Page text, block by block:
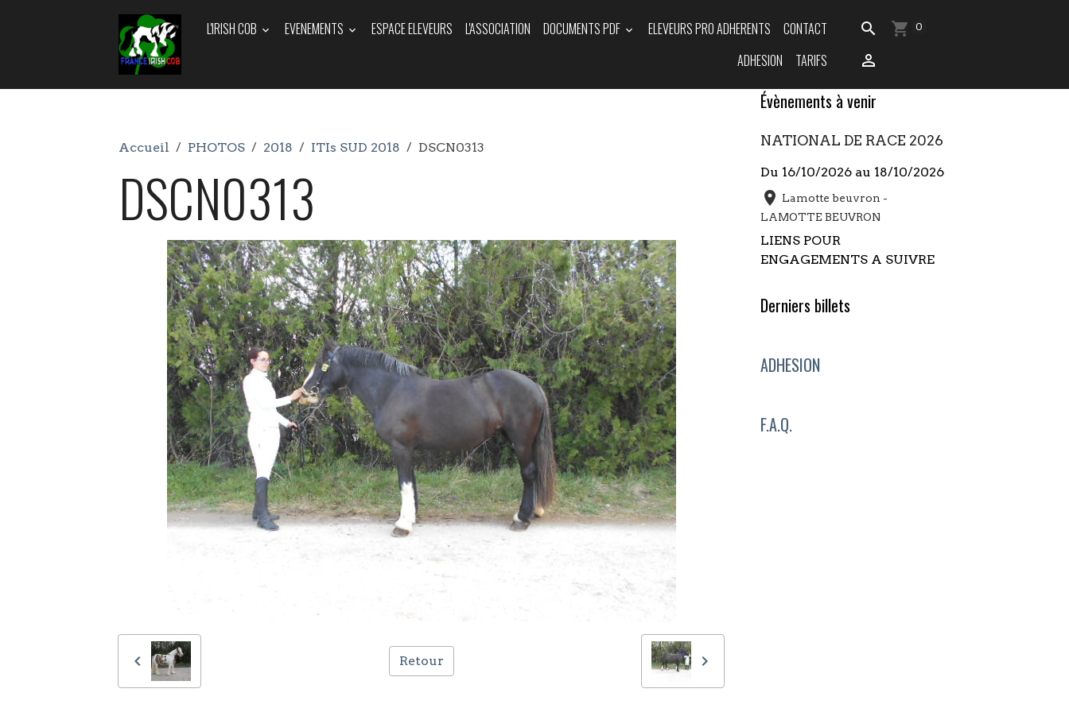
L'IRISH COB EVENEMENTS ESPACE ELEVEURS L'ASSOCIATION DOCUMENTS PDF ELEVEURS PRO ADHERENTS
CONTACT
ADHESION
TARIFS
0
Accueil PHOTOS 2018 ITIs SUD 2018 DSCN0313
DSCN0313
Retour
Évènements à venir
NATIONAL DE RACE 2026
Du 16/10/2026 au 18/10/2026
Lamotte beuvron -
LAMOTTE BEUVRON
LIENS POUR
ENGAGEMENTS A SUIVRE
Derniers billets
ADHESION
F.A.Q.